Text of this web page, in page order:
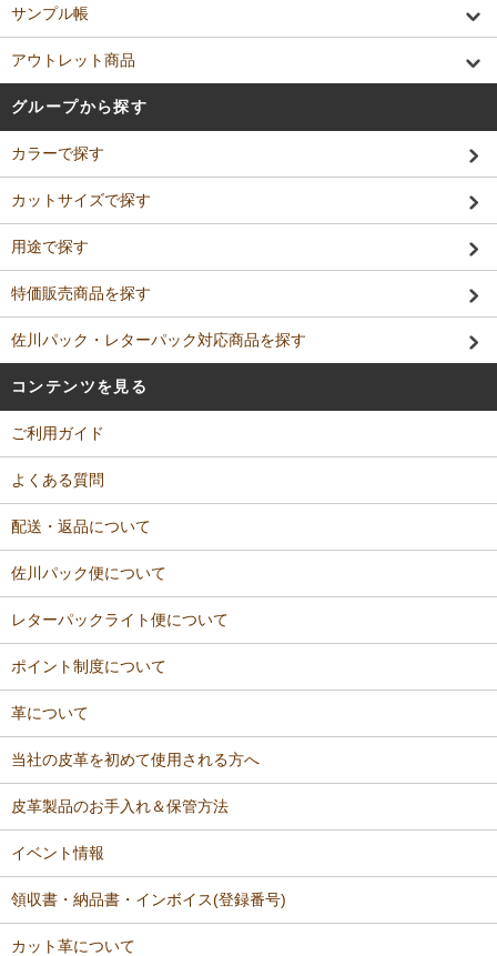
サンプル帳
アウトレット商品
グループから探す
カラーで探す
カットサイズで探す
用途で探す
特価販売商品を探す
佐川パック・レターパック対応商品を探す
コンテンツを見る
ご利用ガイド
よくある質問
配送・返品について
佐川パック便について
レターパックライト便について
ポイント制度について
革について
当社の皮革を初めて使用される方へ
皮革製品のお手入れ＆保管方法
イベント情報
領収書・納品書・インボイス(登録番号)
カット革について